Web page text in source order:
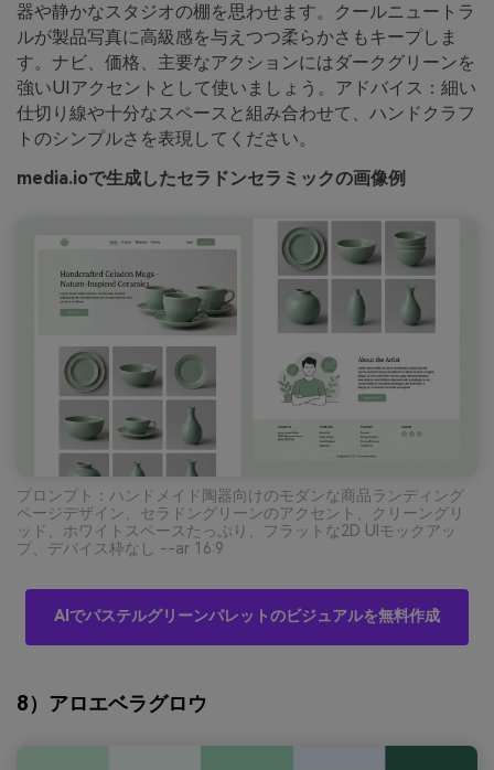
器や静かなスタジオの棚を思わせます。クールニュートラ
ルが製品写真に高級感を与えつつ柔らかさもキープしま
す。ナビ、価格、主要なアクションにはダークグリーンを
強いUIアクセントとして使いましょう。アドバイス：細い
仕切り線や十分なスペースと組み合わせて、ハンドクラフ
トのシンプルさを表現してください。
media.ioで生成したセラドンセラミックの画像例
プロンプト：ハンドメイド陶器向けのモダンな商品ランディング
ページデザイン、セラドングリーンのアクセント、クリーングリ
ッド、ホワイトスペースたっぷり、フラットな2D UIモックアッ
プ、デバイス枠なし --ar 16:9
AIでパステルグリーンパレットのビジュアルを無料作成
8）アロエベラグロウ